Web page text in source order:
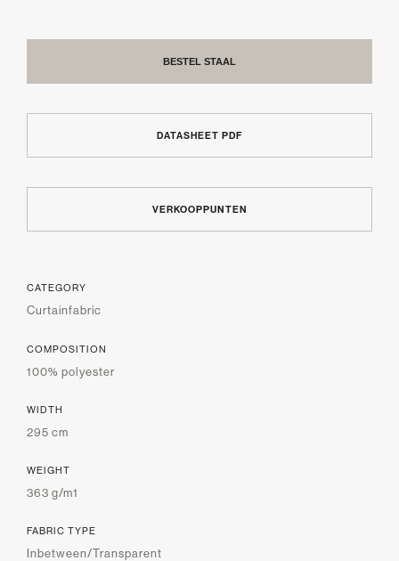
BESTEL STAAL
DATASHEET PDF
VERKOOPPUNTEN
CATEGORY
Curtainfabric
COMPOSITION
100% polyester
WIDTH
295 cm
WEIGHT
363 g/m1
FABRIC TYPE
Inbetween/Transparent